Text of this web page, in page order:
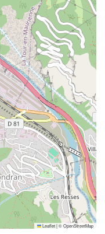
Leaflet|©OpenStreetMap